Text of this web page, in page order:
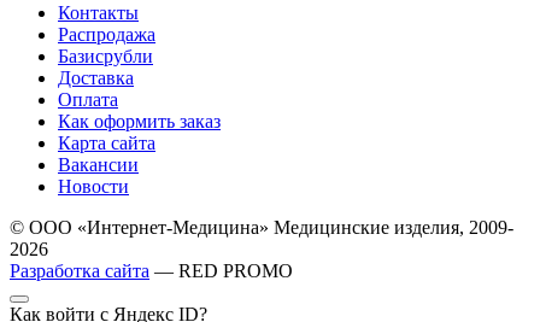
Контакты
Распродажа
Базисрубли
Доставка
Оплата
Как оформить заказ
Карта сайта
Вакансии
Новости
© ООО «Интернет-Медицина» Медицинские изделия, 2009-
2026
Разработка сайта — RED PROMO
Как войти с Яндекс ID?